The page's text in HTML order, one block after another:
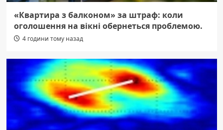
«Квартира з балконом» за штраф: коли
оголошення на вікні обернеться проблемою.
4 години тому назад